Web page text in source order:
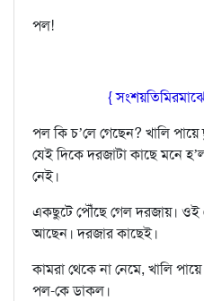
পল!
{
পল কি চ’লে গেছেন? খালি
যেই দিকে দরজাটা কাছে মনে
নেই।
একছুটে পৌঁছে গেল দরজায়। ওই
আছেন। দরজার কাছেই।
কামরা থেকে না নেমে, খালি
পল-কে ডাকল।